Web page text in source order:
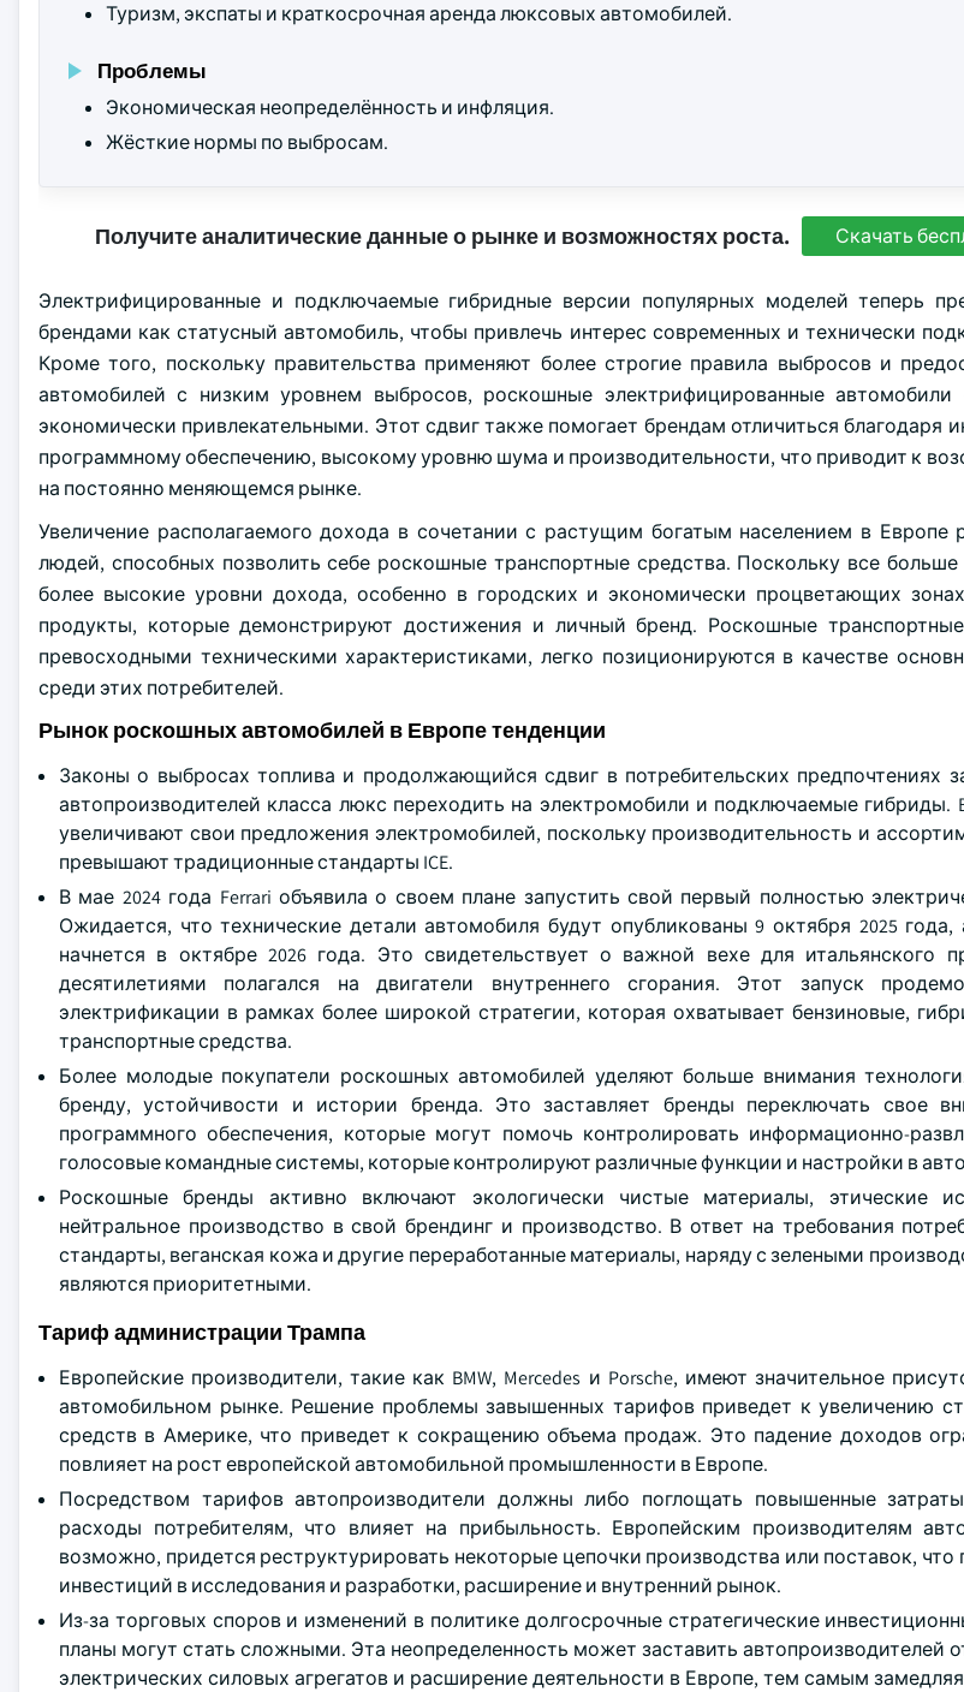
Туризм, экспаты и краткосрочная аренда люксовых автомобилей.
Проблемы
Экономическая неопределённость и инфляция.
Жёсткие нормы по выбросам.
Получите аналитические данные о рынке и возможностях роста. Скачать
Электрифицированные и подключаемые гибридные версии популярных моделей теперь
брендами как статусный автомобиль, чтобы привлечь интерес современных и технически
Кроме того, поскольку правительства применяют более строгие правила выбросов и
автомобилей с низким уровнем выбросов, роскошные электрифицированные автомобили
экономически привлекательными. Этот сдвиг также помогает брендам отличиться благодаря
программному обеспечению, высокому уровню шума и производительности, что приводит к
на постоянно меняющемся рынке.
Увеличение располагаемого дохода в сочетании с растущим богатым населением в
людей, способных позволить себе роскошные транспортные средства. Поскольку все
более высокие уровни дохода, особенно в городских и экономически процветающих
продукты, которые демонстрируют достижения и личный бренд. Роскошные
превосходными техническими характеристиками, легко позиционируются в качестве
среди этих потребителей.
Рынок роскошных автомобилей в Европе тенденции
Законы о выбросах топлива и продолжающийся сдвиг в потребительских предпочтениях
автопроизводителей класса люкс переходить на электромобили и подключаемые гибриды.
увеличивают свои предложения электромобилей, поскольку производительность и
превышают традиционные стандарты ICE.
В мае 2024 года Ferrari объявила о своем плане запустить свой первый полностью
Ожидается, что технические детали автомобиля будут опубликованы 9 октября 2025
начнется в октябре 2026 года. Это свидетельствует о важной вехе для итальянского
десятилетиями полагался на двигатели внутреннего сгорания. Этот запуск
электрификации в рамках более широкой стратегии, которая охватывает бензиновые,
транспортные средства.
Более молодые покупатели роскошных автомобилей уделяют больше внимания
бренду, устойчивости и истории бренда. Это заставляет бренды переключать свое
программного обеспечения, которые могут помочь контролировать информационно-
голосовые командные системы, которые контролируют различные функции и настройки в
Роскошные бренды активно включают экологически чистые материалы, этические
нейтральное производство в свой брендинг и производство. В ответ на требования
стандарты, веганская кожа и другие переработанные материалы, наряду с зелеными
являются приоритетными.
Тариф администрации Трампа
Европейские производители, такие как BMW, Mercedes и Porsche, имеют значительное
автомобильном рынке. Решение проблемы завышенных тарифов приведет к увеличению
средств в Америке, что приведет к сокращению объема продаж. Это падение доходов
повлияет на рост европейской автомобильной промышленности в Европе.
Посредством тарифов автопроизводители должны либо поглощать повышенные
расходы потребителям, что влияет на прибыльность. Европейским производителям
возможно, придется реструктурировать некоторые цепочки производства или поставок,
инвестиций в исследования и разработки, расширение и внутренний рынок.
Из-за торговых споров и изменений в политике долгосрочные стратегические
планы могут стать сложными. Эта неопределенность может заставить автопроизводителей
электрических силовых агрегатов и расширение деятельности в Европе, тем самым